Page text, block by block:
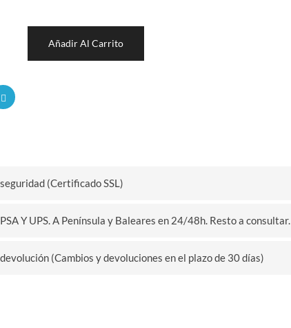
Añadir Al Carrito
(Certificado SSL)
Y UPS. A Península y Baleares en 24/48h. Resto a consultar.
(Cambios y devoluciones en el plazo de 30 días)